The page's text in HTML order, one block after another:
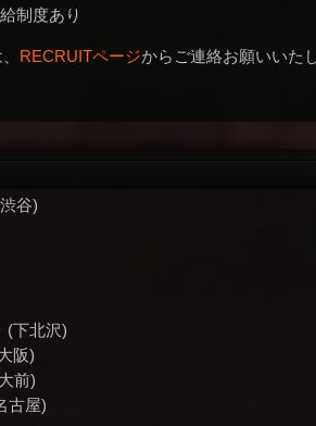
制度あり
RECRUITページからご連絡お願いいた
谷)
(下北沢)
阪)
前)
古屋)